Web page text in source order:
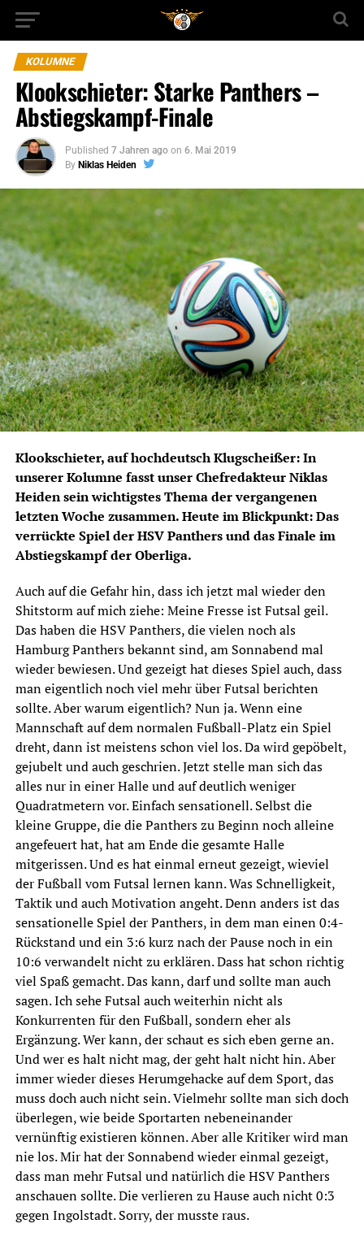
KOLUMNE
Klookschieter: Starke Panthers –
Abstiegskampf-Finale
Published 7 Jahren ago on 6. Mai 2019
By Niklas Heiden
Klookschieter, auf hochdeutsch Klugscheißer: In
unserer Kolumne fasst unser Chefredakteur Niklas
Heiden sein wichtigstes Thema der vergangenen
letzten Woche zusammen. Heute im Blickpunkt: Das
verrückte Spiel der HSV Panthers und das Finale im
Abstiegskampf der Oberliga.
Auch auf die Gefahr hin, dass ich jetzt mal wieder den
Shitstorm auf mich ziehe: Meine Fresse ist Futsal geil.
Das haben die HSV Panthers, die vielen noch als
Hamburg Panthers bekannt sind, am Sonnabend mal
wieder bewiesen. Und gezeigt hat dieses Spiel auch, dass
man eigentlich noch viel mehr über Futsal berichten
sollte. Aber warum eigentlich? Nun ja. Wenn eine
Mannschaft auf dem normalen Fußball-Platz ein Spiel
dreht, dann ist meistens schon viel los. Da wird gepöbelt,
gejubelt und auch geschrien. Jetzt stelle man sich das
alles nur in einer Halle und auf deutlich weniger
Quadratmetern vor. Einfach sensationell. Selbst die
kleine Gruppe, die die Panthers zu Beginn noch alleine
angefeuert hat, hat am Ende die gesamte Halle
mitgerissen. Und es hat einmal erneut gezeigt, wieviel
der Fußball vom Futsal lernen kann. Was Schnelligkeit,
Taktik und auch Motivation angeht. Denn anders ist das
sensationelle Spiel der Panthers, in dem man einen 0:4-
Rückstand und ein 3:6 kurz nach der Pause noch in ein
10:6 verwandelt nicht zu erklären. Dass hat schon richtig
viel Spaß gemacht. Das kann, darf und sollte man auch
sagen. Ich sehe Futsal auch weiterhin nicht als
Konkurrenten für den Fußball, sondern eher als
Ergänzung. Wer kann, der schaut es sich eben gerne an.
Und wer es halt nicht mag, der geht halt nicht hin. Aber
immer wieder dieses Herumgehacke auf dem Sport, das
muss doch auch nicht sein. Vielmehr sollte man sich doch
überlegen, wie beide Sportarten nebeneinander
vernünftig existieren können. Aber alle Kritiker wird man
nie los. Mir hat der Sonnabend wieder einmal gezeigt,
dass man mehr Futsal und natürlich die HSV Panthers
anschauen sollte. Die verlieren zu Hause auch nicht 0:3
gegen Ingolstadt. Sorry, der musste raus.